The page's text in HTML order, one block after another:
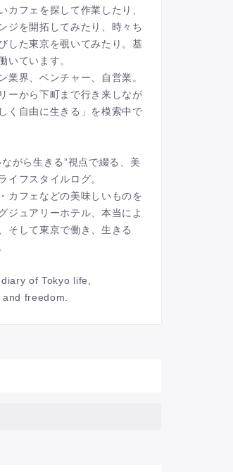
カフェを探して作業したり、
ジを開拓してみたり、時々ち
した東京を覗いてみたり。基
いています。
業界、ベンチャー、自営業。
ーから下町まで行き来しなが
く自由に生きる」を模索中で
がら生きる”視点で綴る、美
イフスタイルログ。
カフェなどの美味しいものを
ジュアリーホテル、本当によ
そして東京で働き、生きる
of Tokyo life,
freedom.